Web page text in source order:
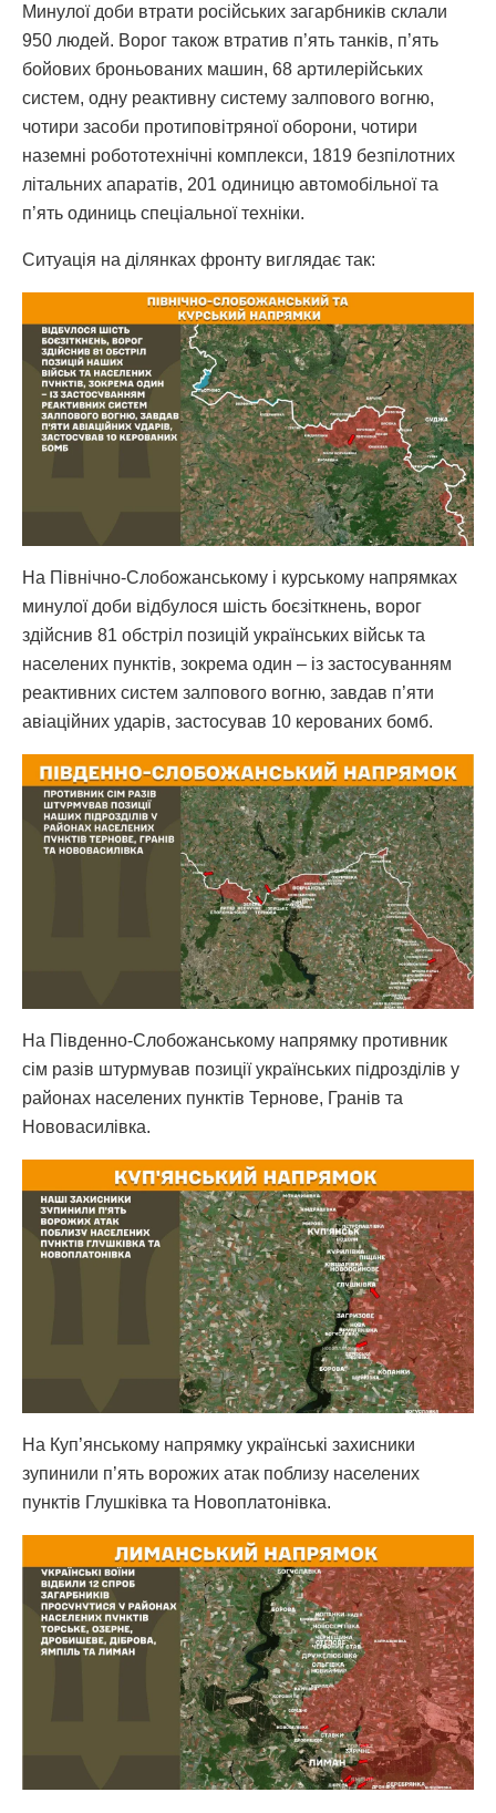
Минулої доби втрати російських загарбників склали
950 людей. Ворог також втратив п’ять танків, п’ять
бойових броньованих машин, 68 артилерійських
систем, одну реактивну систему залпового вогню,
чотири засоби протиповітряної оборони, чотири
наземні робототехнічні комплекси, 1819 безпілотних
літальних апаратів, 201 одиницю автомобільної та
п’ять одиниць спеціальної техніки.
Ситуація на ділянках фронту виглядає так:
На Північно-Слобожанському і курському напрямках
минулої доби відбулося шість боєзіткнень, ворог
здійснив 81 обстріл позицій українських військ та
населених пунктів, зокрема один – із застосуванням
реактивних систем залпового вогню, завдав п’яти
авіаційних ударів, застосував 10 керованих бомб.
На Південно-Слобожанському напрямку противник
сім разів штурмував позиції українських підрозділів у
районах населених пунктів Тернове, Гранів та
Нововасилівка.
На Куп’янському напрямку українські захисники
зупинили п’ять ворожих атак поблизу населених
пунктів Глушківка та Новоплатонівка.